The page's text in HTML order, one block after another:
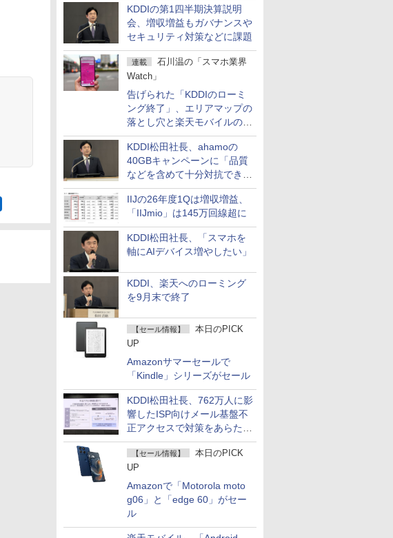
KDDIの第1四半期決算説明
会、増収増益もガバナンスや
セキュリティ対策などに課題
連載
石川温の「スマホ業界
Watch」
告げられた「KDDIのローミ
ング終了」、エリアマップの
落とし穴と楽天モバイルの課
題
KDDI松田社長、ahamoの
40GBキャンペーンに「品質
などを含めて十分対抗でき
る」
IIJの26年度1Qは増収増益、
「IIJmio」は145万回線超に
KDDI松田社長、「スマホを
軸にAIデバイス増やしたい」
KDDI、楽天へのローミング
を9月末で終了
【セール情報】
本日のPICK
UP
Amazonサマーセールで
「Kindle」シリーズがセール
KDDI松田社長、762万人に影
響したISP向けメール基盤不
正アクセスで対策をあらため
て説明
【セール情報】
本日のPICK
UP
Amazonで「Motorola moto
g06」と「edge 60」がセー
ル